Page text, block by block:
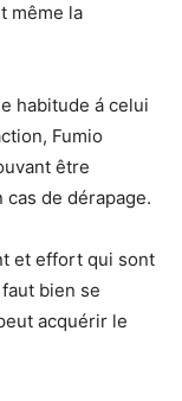
même la
habitude á celui
Fumio
être
cas de dérapage.
et effort qui sont
bien se
acquérir le